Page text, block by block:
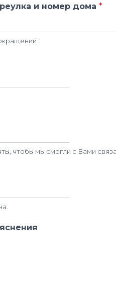
и номер дома *
чтобы мы смогли с Вами